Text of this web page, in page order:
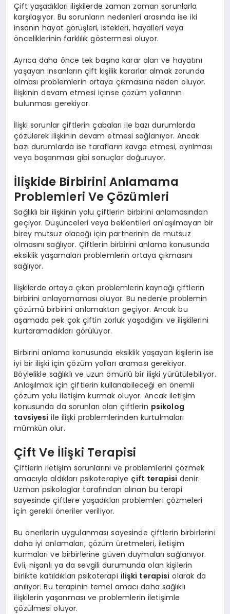
Çift yaşadıkları ilişkilerde zaman zaman sorunlarla
karşılaşıyor. Bu sorunların nedenleri arasında ise iki
insanın hayat görüşleri, istekleri, hayalleri veya
önceliklerinin farklılık göstermesi oluyor.
Ayrıca daha önce tek başına karar alan ve hayatını
yaşayan insanların çift kişilik kararlar almak zorunda
olması problemlerin ortaya çıkmasına neden oluyor.
İlişkinin devam etmesi içinse çözüm yollarının
bulunması gerekiyor.
İlişki sorunlar çiftlerin çabaları ile bazı durumlarda
çözülerek ilişkinin devam etmesi sağlanıyor. Ancak
bazı durumlarda ise tarafların kavga etmesi, ayrılması
veya boşanması gibi sonuçlar doğuruyor.
İlişkide Birbirini Anlamama
Problemleri Ve Çözümleri
Sağlıklı bir ilişkinin yolu çiftlerin birbirini anlamasından
geçiyor. Düşünceleri veya beklentileri anlaşılmayan bir
birey mutsuz olacağı için partnerinin de mutsuz
olmasını sağlıyor. Çiftlerin birbirini anlama konusunda
eksiklik yaşamaları problemlerin ortaya çıkmasını
sağlıyor.
İlişkilerde ortaya çıkan problemlerin kaynağı çiftlerin
birbirini anlayamaması oluyor. Bu nedenle problemin
çözümü birbirini anlamaktan geçiyor. Ancak bu
aşamada pek çok çiftin zorluk yaşadığını ve ilişkilerini
kurtaramadıkları görülüyor.
Birbirini anlama konusunda eksiklik yaşayan kişilerin ise
iyi bir ilişki için çözüm yolları araması gerekiyor.
Böylelikle sağlıklı ve uzun ömürlü bir ilişki yürütülebiliyor.
Anlaşılmak için çiftlerin kullanabileceği en önemli
çözüm yolu iletişim kurmak oluyor. Ancak iletişim
konusunda da sorunları olan çiftlerin psikolog
tavsiyesi ile ilişki problemlerinden kurtulmaları
mümkün olur.
Çift Ve İlişki Terapisi
Çiftlerin iletişim sorunlarını ve problemlerini çözmek
amacıyla aldıkları psikoterapiye çift terapisi denir.
Uzman psikologlar tarafından alınan bu terapi
sayesinde çiftlere yaşadıkları problemleri çözmeleri
için gerekli öneriler veriliyor.
Bu önerilerin uygulanması sayesinde çiftlerin birbirlerini
daha iyi anlamaları, çözüm üretmeleri, iletişim
kurmaları ve birbirlerine güven duymaları sağlanıyor.
Evli, nişanlı ya da sevgili durumunda olan kişilerin
birlikte katıldıkları psikoterapi ilişki terapisi olarak da
anılıyor. Bu terapinin temel amacı daha sağlıklı
ilişkilerin yaşanması ve problemlerin iletişimle
çözülmesi oluyor.